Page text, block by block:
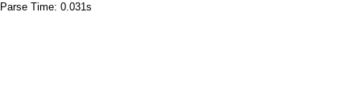
Parse Time: 0.031s